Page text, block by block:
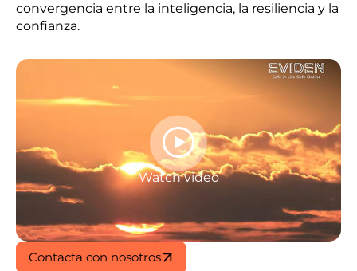
convergencia entre la inteligencia, la resiliencia y la
confianza.
Watch video
Contacta con nosotros